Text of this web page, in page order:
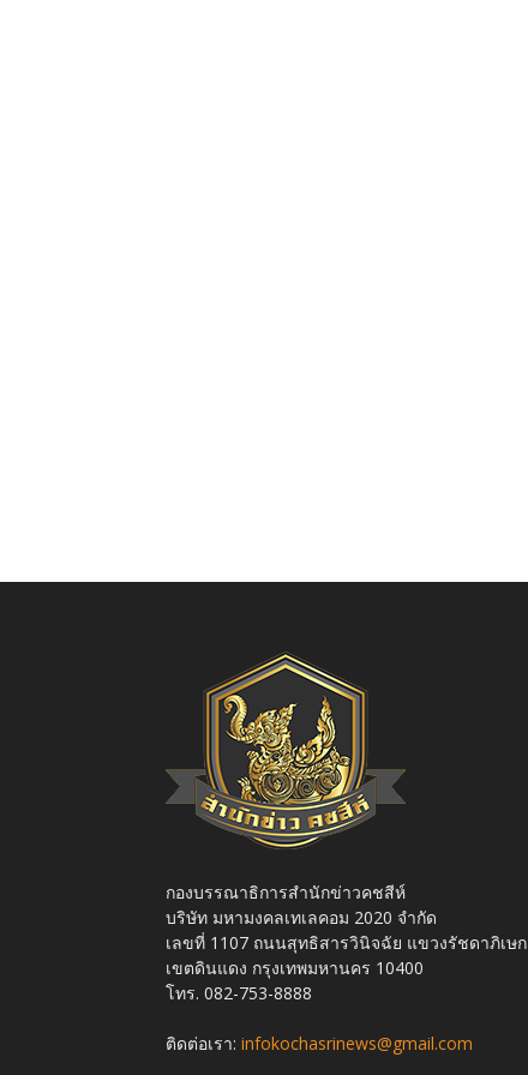
กองบรรณาธิการสำนักข่าวคชสีห์
บริษัท มหามงคลเทเลคอม 2020 จำกัด
เลขที่ 1107 ถนนสุทธิสารวินิจฉัย แขวงรัชดาภิเษก
เขตดินแดง กรุงเทพมหานคร 10400
โทร. 082-753-8888
ติดต่อเรา: infokochasrinews@gmail.com